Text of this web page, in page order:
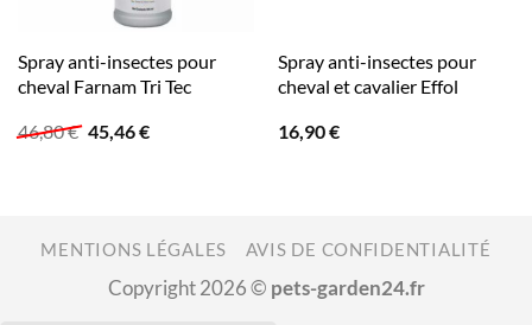
Spray anti-insectes pour
cheval Farnam Tri Tec
46,80€ Le
prix
45,46€Le
Spray anti-insectes pour
cheval et cavalier Effol
16,90€
MENTIONS LÉGALES AVIS DE CONFIDENTIALITÉ
Copyright 2026 © pets-garden24.fr